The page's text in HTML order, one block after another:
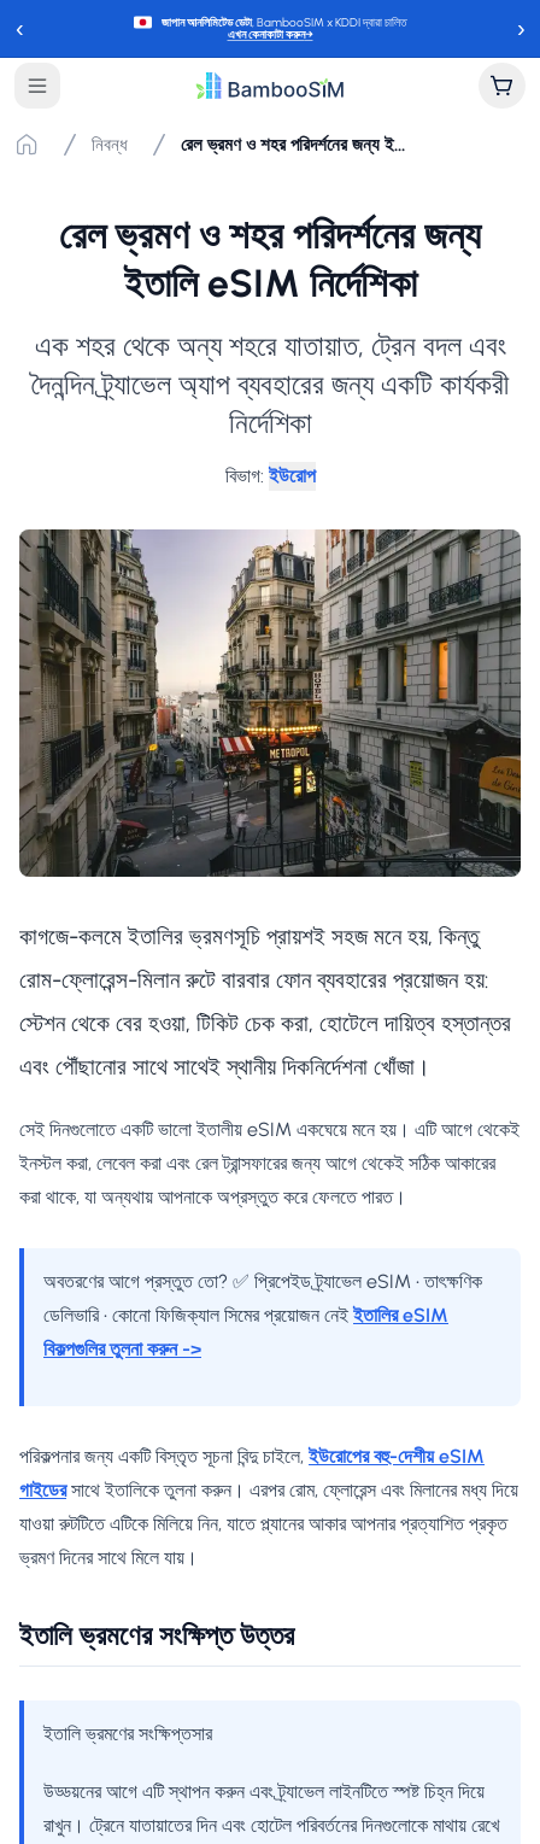
‹ জাপান আনলিমিটেড ডেটা, BambooSIM x KDDI দ্বারা চালিত
এখন কেনাকাটা করুন→ ›
নিবন্ধ রেল ভ্রমণ ও শহর পরিদর্শনের জন্য ইতালি eSIM নির্দেশিকা
রেল ভ্রমণ ও শহর পরিদর্শনের জন্য
ইতালি eSIM নির্দেশিকা
এক শহর থেকে অন্য শহরে যাতায়াত, ট্রেন বদল এবং
দৈনন্দিন ট্র্যাভেল অ্যাপ ব্যবহারের জন্য একটি কার্যকরী
নির্দেশিকা
বিভাগ: ইউরোপ
কাগজে-কলমে ইতালির ভ্রমণসূচি প্রায়শই সহজ মনে হয়, কিন্তু
রোম-ফ্লোরেন্স-মিলান রুটে বারবার ফোন ব্যবহারের প্রয়োজন হয়:
স্টেশন থেকে বের হওয়া, টিকিট চেক করা, হোটেলে দায়িত্ব হস্তান্তর
এবং পৌঁছানোর সাথে সাথেই স্থানীয় দিকনির্দেশনা খোঁজা।
সেই দিনগুলোতে একটি ভালো ইতালীয় eSIM একঘেয়ে মনে হয়। এটি আগে থেকেই
ইনস্টল করা, লেবেল করা এবং রেল ট্রান্সফারের জন্য আগে থেকেই সঠিক আকারের
করা থাকে, যা অন্যথায় আপনাকে অপ্রস্তুত করে ফেলতে পারত।
অবতরণের আগে প্রস্তুত তো? ✅ প্রিপেইড ট্র্যাভেল eSIM • তাৎক্ষণিক
ডেলিভারি • কোনো ফিজিক্যাল সিমের প্রয়োজন নেইইতালির eSIM
বিকল্পগুলির তুলনা করুন ->
পরিকল্পনার জন্য একটি বিস্তৃত সূচনা বিন্দু চাইলে,ইউরোপের বহু-দেশীয় eSIM
গাইডেরসাথে ইতালিকে তুলনা করুন। এরপর রোম, ফ্লোরেন্স এবং মিলানের মধ্য দিয়ে
যাওয়া রুটটিতে এটিকে মিলিয়ে নিন, যাতে প্ল্যানের আকার আপনার প্রত্যাশিত প্রকৃত
ভ্রমণ দিনের সাথে মিলে যায়।
ইতালি ভ্রমণের সংক্ষিপ্ত উত্তর
ইতালি ভ্রমণের সংক্ষিপ্তসার
উড্ডয়নের আগে এটি স্থাপন করুন এবং ট্র্যাভেল লাইনটিতে স্পষ্ট চিহ্ন দিয়ে
রাখুন। ট্রেনে যাতায়াতের দিন এবং হোটেল পরিবর্তনের দিনগুলোকে মাথায় রেখে